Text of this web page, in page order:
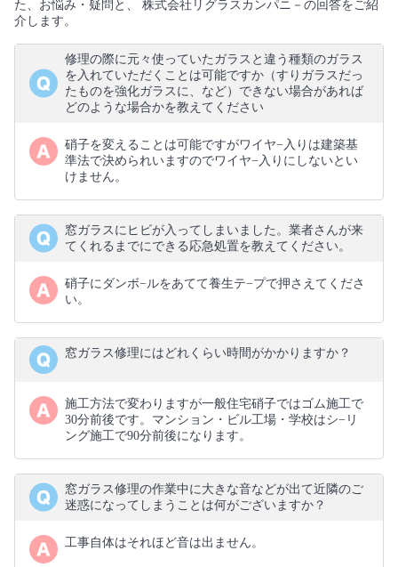
た、お悩み・疑問と、 株式会社リグラスカンパニ－の回答をご紹
介します。
修理の際に元々使っていたガラスと違う種類のガラス
を入れていただくことは可能ですか（すりガラスだっ
たものを強化ガラスに、など）できない場合があれば
どのような場合かを教えてください
硝子を変えることは可能ですがワイヤ−入りは建築基
準法で決められいますのでワイヤ−入りにしないとい
けません。
窓ガラスにヒビが入ってしまいました。業者さんが来
てくれるまでにできる応急処置を教えてください。
硝子にダンボ−ルをあてて養生テ−プで押さえてくださ
い。
窓ガラス修理にはどれくらい時間がかかりますか？
施工方法で変わりますが一般住宅硝子ではゴム施工で
30分前後です。マンション・ビル工場・学校はシ−リ
ング施工で90分前後になります。
窓ガラス修理の作業中に大きな音などが出て近隣のご
迷惑になってしまうことは何がございますか？
工事自体はそれほど音は出ません。